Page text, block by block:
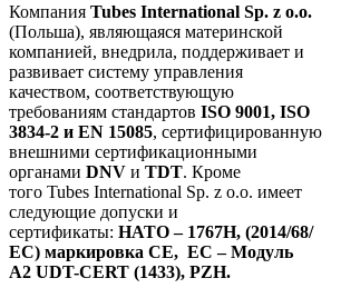
Компания Tubes International Sp. z o.o.
(Польша), являющаяся материнской
компанией, внедрила, поддерживает и
развивает систему управления
качеством, соответствующую
требованиям стандартов ISO 9001, ISO
3834-2 и EN 15085, сертифицированную
внешними сертификационными
органами DNV и TDT. Кроме
того Tubes International Sp. z o.o. имеет
следующие допуски и
сертификаты: НАТО – 1767H, (2014/68/
ЕС) маркировка CE, ЕС – Модуль
A2 UDT-CERT (1433), PZH.